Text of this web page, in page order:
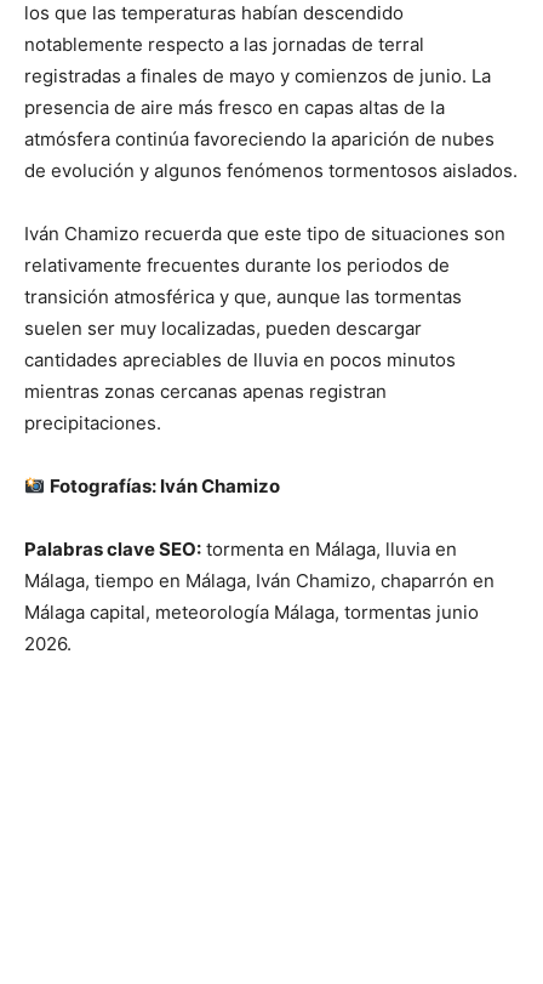
los que las temperaturas habían descendido
notablemente respecto a las jornadas de terral
registradas a finales de mayo y comienzos de junio. La
presencia de aire más fresco en capas altas de la
atmósfera continúa favoreciendo la aparición de nubes
de evolución y algunos fenómenos tormentosos aislados.
Iván Chamizo recuerda que este tipo de situaciones son
relativamente frecuentes durante los periodos de
transición atmosférica y que, aunque las tormentas
suelen ser muy localizadas, pueden descargar
cantidades apreciables de lluvia en pocos minutos
mientras zonas cercanas apenas registran
precipitaciones.
Fotografías: Iván Chamizo
Palabras clave SEO: tormenta en Málaga, lluvia en
Málaga, tiempo en Málaga, Iván Chamizo, chaparrón en
Málaga capital, meteorología Málaga, tormentas junio
2026.